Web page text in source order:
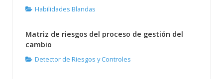
Habilidades Blandas
Matriz de riesgos del proceso de gestión del
cambio
Detector de Riesgos y Controles